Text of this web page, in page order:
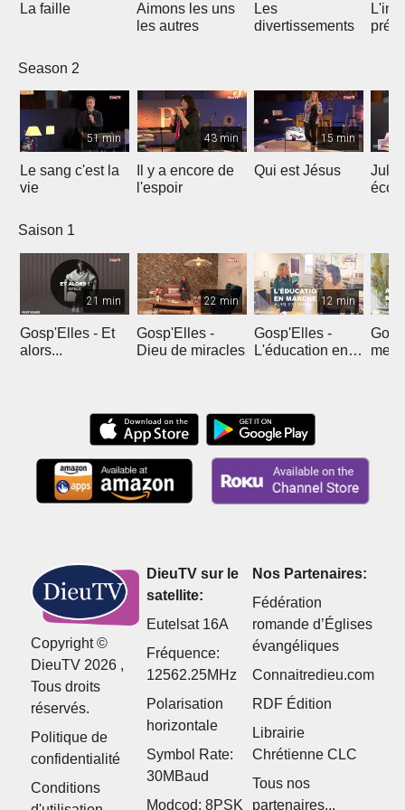
La faille
Aimons les uns
les autres
Les
divertissements
Season 2
51 min
Le sang c'est la
vie
43 min
Il y a encore de
l'espoir
15 min
Qui est Jésus
Saison 1
21 min
Gosp'Elles - Et
alors...
22 min
Gosp'Elles -
Dieu de miracles
12 min
Gosp'Elles -
L'éducation en
mes
Copyright ©
DieuTV 2026 ,
Tous droits
réservés.
Politique de
confidentialité
Conditions
DieuTV sur le
satellite:
Eutelsat 16A
Fréquence:
12562.25MHz
Polarisation
horizontale
Symbol Rate:
30MBaud
Modcod: 8PSK
Nos Partenaires:
Fédération
romande d’Églises
évangéliques
Connaitredieu.com
RDF Édition
Librairie
Chrétienne CLC
Tous nos
partenaires...